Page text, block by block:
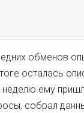
обменов
осталась
неделю ему
собрал